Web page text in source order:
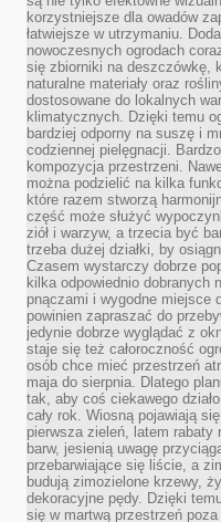
korzystniejsze dla owadów
łatwiejsze w utrzymaniu.
nowoczesnych ogrodach
się zbiorniki na deszczówkę,
naturalne materiały oraz
dostosowane do lokalnych
klimatycznych. Dzięki temu
bardziej odporny na suszę i
codziennej pielęgnacji.
kompozycja przestrzeni.
można podzielić na kilka
które razem stworzą
część może służyć
ziół i warzyw, a trzecia być
trzeba dużej działki, by
Czasem wystarczy dobrze
kilka odpowiednio dobranych
pnączami i wygodne miejsce
powinien zapraszać do
jedynie dobrze wyglądać z
staje się też całoroczność
osób chce mieć przestrzeń
maja do sierpnia. Dlatego
tak, aby coś ciekawego
cały rok. Wiosną pojawiają
pierwsza zieleń, latem rabaty
barw, jesienią uwagę
przebarwiające się liście, a
budują zimozielone krzewy,
dekoracyjne pędy. Dzięki
się w martwą przestrzeń